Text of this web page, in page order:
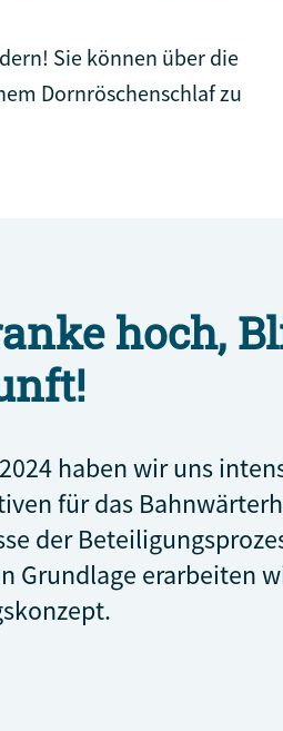
Sie können über die
Dornröschenschlaf zu
hoch,
haben wir uns
für das
der
Grundlage erarbeiten